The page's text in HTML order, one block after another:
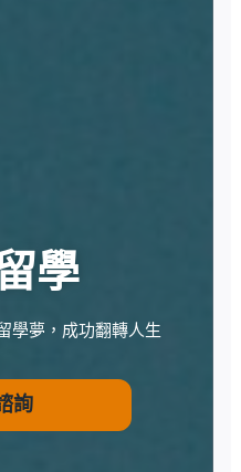
學
學夢，成功翻轉人生
詢